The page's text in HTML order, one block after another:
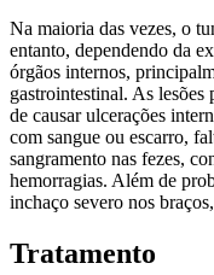
Na maioria das vezes, o
entanto, dependendo da
órgãos internos,
gastrointestinal. As lesões
de causar ulcerações
com sangue ou escarro,
sangramento nas fezes,
hemorragias. Além de
inchaço severo nos
Tratamento